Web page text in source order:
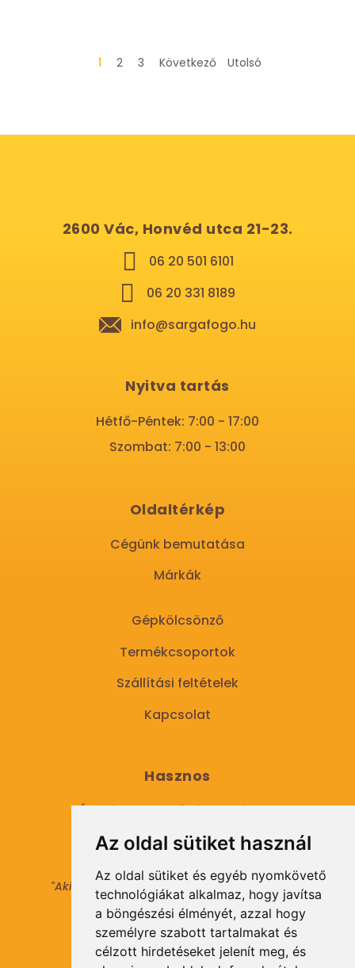
Az oldal sütiket használ
Az oldal sütiket és egyéb nyomkövető
technológiákat alkalmaz, hogy javítsa
a böngészési élményét, azzal hogy
személyre szabott tartalmakat és
célzott hirdetéseket jelenít meg, és
1 2 3 Következő Utolsó
2600 Vác, Honvéd utca 21-23.
06 20 501 6101
06 20 331 8189
info@sargafogo.hu
Nyitva tartás
Hétfő-Péntek: 7:00 - 17:00
Szombat: 7:00 - 13:00
Oldaltérkép
Cégünk bemutatása
Márkák
Gépkölcsönző
Termékcsoportok
Szállítási feltételek
Kapcsolat
Hasznos
Általános Szerződési Feltételek
Adatkezelési tájékoztató
"Aki másokat nem tesz gazdaggá, maga sem
válhat azzá."
© 2021 Minden jog fenntartva.